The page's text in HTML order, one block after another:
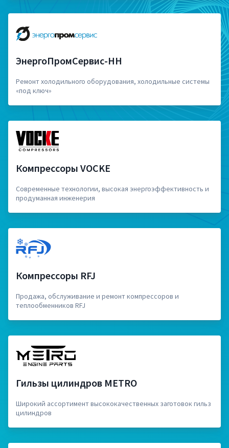
ЭнергоПромСервис-НН
Ремонт холодильного оборудования, холодильные системы
«под ключ»
Компрессоры VOCKE
Современные технологии, высокая энергоэффективность и
продуманная инженерия
Компрессоры RFJ
Продажа, обслуживание и ремонт компрессоров и
теплообменников RFJ
Гильзы цилиндров METRO
Широкий ассортимент высококачественных заготовок гильз
цилиндров